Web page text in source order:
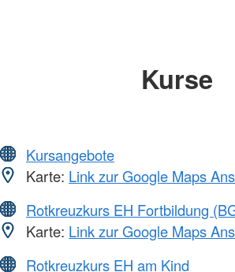
Kurse
Kursangebote
Karte: Link zur Google Maps
Rotkreuzkurs EH Fortbildung
Karte: Link zur Google Maps
Rotkreuzkurs EH am Kind